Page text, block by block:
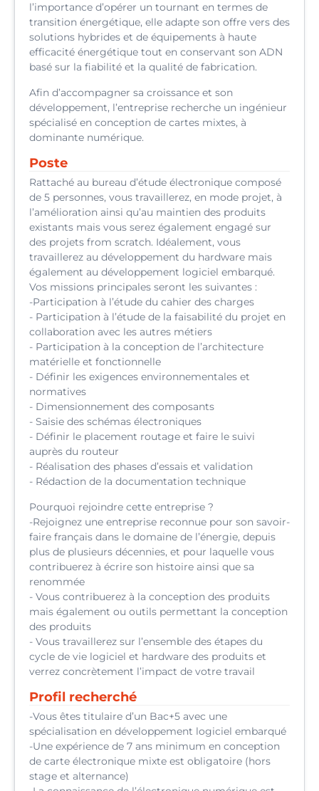
l’importance d’opérer un tournant en termes de
transition énergétique, elle adapte son offre vers des
solutions hybrides et de équipements à haute
efficacité énergétique tout en conservant son ADN
basé sur la fiabilité et la qualité de fabrication.
Afin d’accompagner sa croissance et son
développement, l’entreprise recherche un ingénieur
spécialisé en conception de cartes mixtes, à
dominante numérique.
Poste
Rattaché au bureau d’étude électronique composé
de 5 personnes, vous travaillerez, en mode projet, à
l’amélioration ainsi qu’au maintien des produits
existants mais vous serez également engagé sur
des projets from scratch. Idéalement, vous
travaillerez au développement du hardware mais
également au développement logiciel embarqué.
Vos missions principales seront les suivantes :
-Participation à l’étude du cahier des charges
- Participation à l’étude de la faisabilité du projet en
collaboration avec les autres métiers
- Participation à la conception de l’architecture
matérielle et fonctionnelle
- Définir les exigences environnementales et
normatives
- Dimensionnement des composants
- Saisie des schémas électroniques
- Définir le placement routage et faire le suivi
auprès du routeur
- Réalisation des phases d’essais et validation
- Rédaction de la documentation technique
Pourquoi rejoindre cette entreprise ?
-Rejoignez une entreprise reconnue pour son savoir-
faire français dans le domaine de l’énergie, depuis
plus de plusieurs décennies, et pour laquelle vous
contribuerez à écrire son histoire ainsi que sa
renommée
- Vous contribuerez à la conception des produits
mais également ou outils permettant la conception
des produits
- Vous travaillerez sur l’ensemble des étapes du
cycle de vie logiciel et hardware des produits et
verrez concrètement l’impact de votre travail
Profil recherché
-Vous êtes titulaire d’un Bac+5 avec une
spécialisation en développement logiciel embarqué
-Une expérience de 7 ans minimum en conception
de carte électronique mixte est obligatoire (hors
stage et alternance)